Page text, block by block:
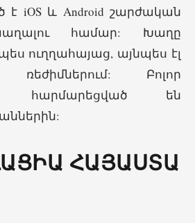
iOS և Android շարժական
համար: Խաղը
ուղղահայաց, այնպես էլ
ռեժիմներում: Բոլոր
հարմարեցված են
ՀԱՅԱՍՏԱ